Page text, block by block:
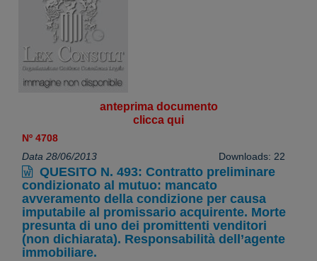
anteprima documento
clicca qui
Nº 4708
Data 28/06/2013
Downloads: 22
QUESITO N. 493: Contratto preliminare
condizionato al mutuo: mancato
avveramento della condizione per causa
imputabile al promissario acquirente. Morte
presunta di uno dei promittenti venditori
(non dichiarata). Responsabilità dell’agente
immobiliare.